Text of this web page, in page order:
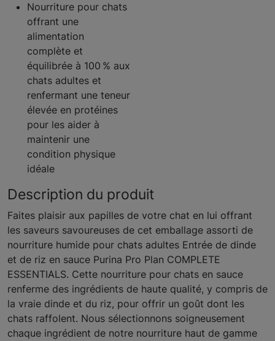
Nourriture pour chats
offrant une
alimentation
complète et
équilibrée à 100 % aux
chats adultes et
renfermant une teneur
élevée en protéines
pour les aider à
maintenir une
condition physique
idéale
Description du produit
Faites plaisir aux papilles de votre chat en lui offrant
les saveurs savoureuses de cet emballage assorti de
nourriture humide pour chats adultes Entrée de dinde
et de riz en sauce Purina Pro Plan COMPLETE
ESSENTIALS. Cette nourriture pour chats en sauce
renferme des ingrédients de haute qualité, y compris de
la vraie dinde et du riz, pour offrir un goût dont les
chats raffolent. Nous sélectionnons soigneusement
chaque ingrédient de notre nourriture haut de gamme